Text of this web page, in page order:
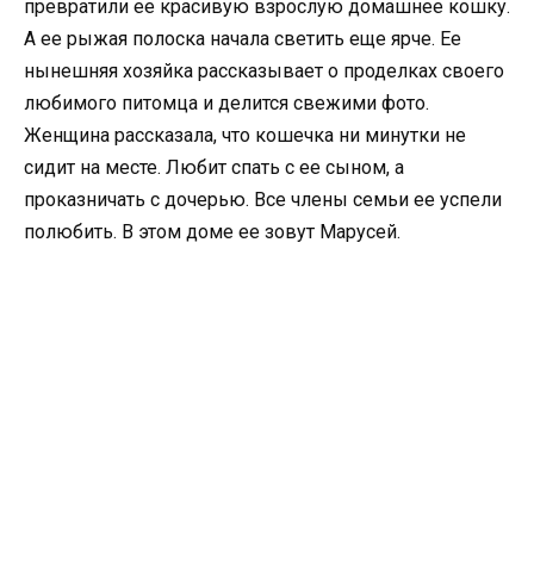
превратили ее красивую взрослую домашнее кошку.
А ее рыжая полоска начала светить еще ярче. Ее
нынешняя хозяйка рассказывает о проделках своего
любимого питомца и делится свежими фото.
Женщина рассказала, что кошечка ни минутки не
сидит на месте. Любит спать с ее сыном, а
проказничать с дочерью. Все члены семьи ее успели
полюбить. В этом доме ее зовут Марусей.